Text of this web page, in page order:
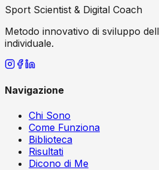
Sport Scientist & Digital Coach
Metodo innovativo di sviluppo
individuale.
Navigazione
Chi Sono
Come Funziona
Biblioteca
Risultati
Dicono di Me